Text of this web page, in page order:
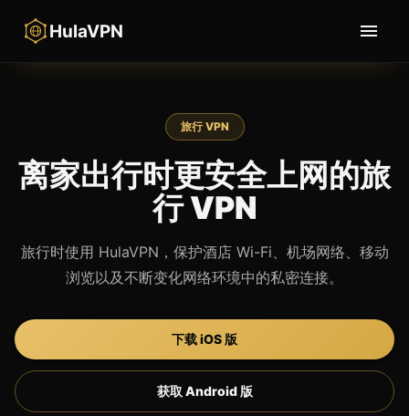
HulaVPN
旅行 VPN
离家出行时更安全上网的旅
行 VPN
旅行时使用 HulaVPN，保护酒店 Wi-Fi、机场网络、移动
浏览以及不断变化网络环境中的私密连接。
下载 iOS 版
获取 Android 版